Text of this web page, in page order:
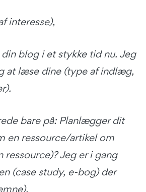
interesse),
blog i et stykke tid nu. Jeg
at læse dine (type af indlæg,
bare på: Planlægger dit
en ressource/artikel om
ressource)? Jeg er i gang
(case study, e-bog) der